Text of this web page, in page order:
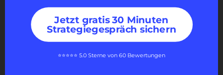
Jetzt gratis 30 Minuten
Strategiegespräch sichern
⭐⭐⭐⭐⭐ 5.0 Sterne von 60 Bewertungen